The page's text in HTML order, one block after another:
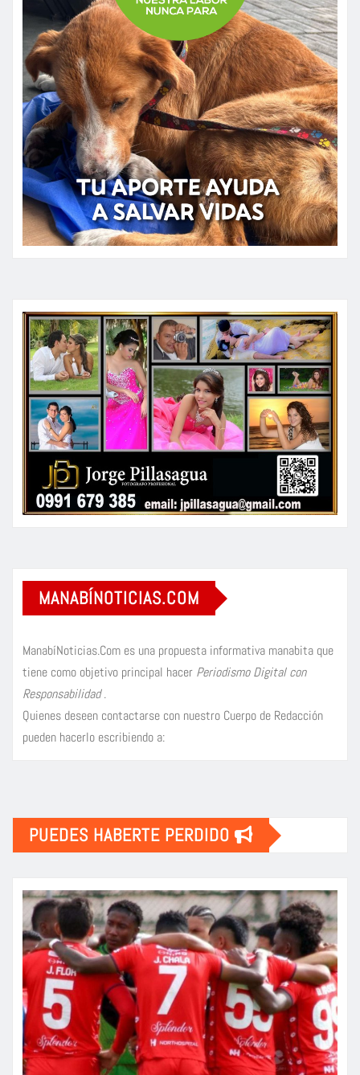
MANABÍNOTICIAS.COM
ManabíNoticias.Com es una propuesta informativa manabita que
tiene como objetivo principal hacer Periodismo Digital con
Responsabilidad.
Quienes deseen contactarse con nuestro Cuerpo de Redacción
pueden hacerlo escribiendo a:
PUEDES HABERTE PERDIDO